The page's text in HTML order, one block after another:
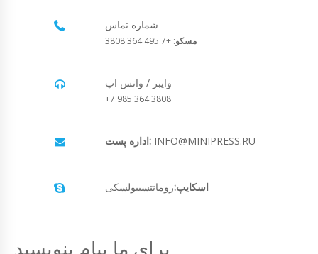
شماره تماس
مسکو: +7 495 364 3808
وایبر / واتس اپ
+7 985 364 3808
اداره پست: INFO@MINIPRESS.RU
اسکایپ:رومانتسیبولسکی
برای ما پیام بنویسید